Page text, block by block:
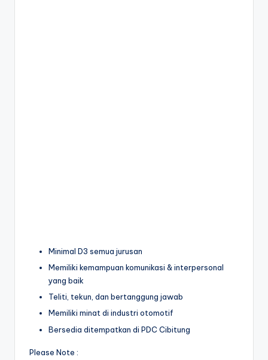
Minimal D3 semua jurusan
Memiliki kemampuan komunikasi & interpersonal
yang baik
Teliti, tekun, dan bertanggung jawab
Memiliki minat di industri otomotif
Bersedia ditempatkan di PDC Cibitung
Please Note :